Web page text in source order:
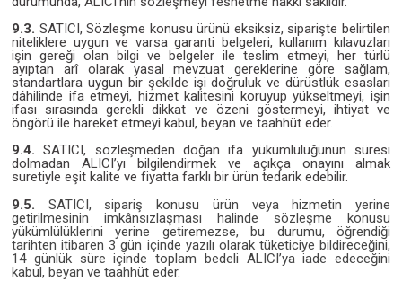
9.3. SATICI, Sözleşme konusu ürünü eksiksiz, siparişte belirtilen
niteliklere uygun ve varsa garanti belgeleri, kullanım kılavuzları
işin gereği olan bilgi ve belgeler ile teslim etmeyi, her türlü
ayıptan arî olarak yasal mevzuat gereklerine göre sağlam,
standartlara uygun bir şekilde işi doğruluk ve dürüstlük esasları
dâhilinde ifa etmeyi, hizmet kalitesini koruyup yükseltmeyi, işin
ifası sırasında gerekli dikkat ve özeni göstermeyi, ihtiyat ve
öngörü ile hareket etmeyi kabul, beyan ve taahhüt eder.
9.4. SATICI, sözleşmeden doğan ifa yükümlülüğünün süresi
dolmadan ALICI’yı bilgilendirmek ve açıkça onayını almak
suretiyle eşit kalite ve fiyatta farklı bir ürün tedarik edebilir.
9.5.
SATICI, sipariş konusu ürün veya hizmetin yerine
getirilmesinin imkânsızlaşması halinde sözleşme konusu
yükümlülüklerini yerine getiremezse, bu durumu, öğrendiği
tarihten itibaren 3 gün içinde yazılı olarak tüketiciye bildireceğini,
14 günlük süre içinde toplam bedeli ALICI’ya iade edeceğini
kabul, beyan ve taahhüt eder.